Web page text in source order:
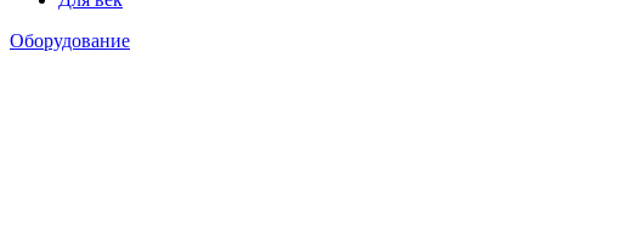
Оборудование